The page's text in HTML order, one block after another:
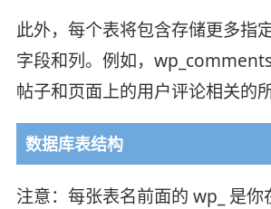
此外，每个表将包含存储更多指
字段和列。例如，
帖子和页面上的用户评论相关的
数据库表结构
注意：每张表名前面的 wp_ 是你